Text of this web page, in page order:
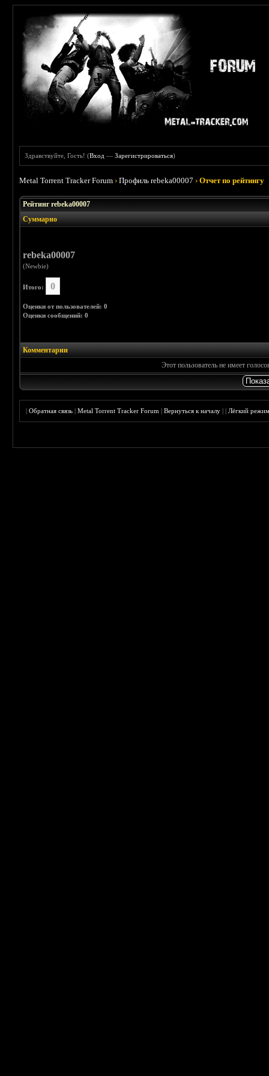
Здравствуйте, Гость! (Вход —Зарегистрироваться)
Metal Torrent Tracker Forum ›Профиль rebeka00007 ›Отчет по рейтингу
Рейтинг rebeka00007
Суммарно
rebeka00007
(Newbie)
Итого: 0
Оценки от пользователей: 0
Оценки сообщений: 0
Комментарии
Этот пользователь не имеет
|Обратная связь |Metal Torrent Tracker Forum |Вернуться к началу ||Лёгкий